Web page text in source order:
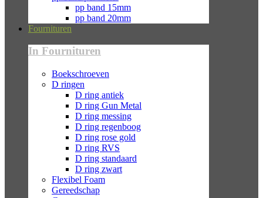
pp band 15mm
pp band 20mm
Fournituren
In Fournituren
Boekschroeven
D ringen
D ring antiek
D ring Gun Metal
D ring messing
D ring regenboog
D ring rose gold
D ring RVS
D ring standaard
D ring zwart
Flexibel Foam
Gereedschap